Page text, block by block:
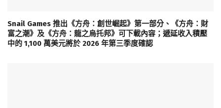
Snail Games 推出《方舟：創世崛起》第一部分、《方舟：財
富之潮》及《方舟：龍之烏托邦》可下載內容；遞延收入積壓
中的 1,100 萬美元將於 2026 年第三季度確認